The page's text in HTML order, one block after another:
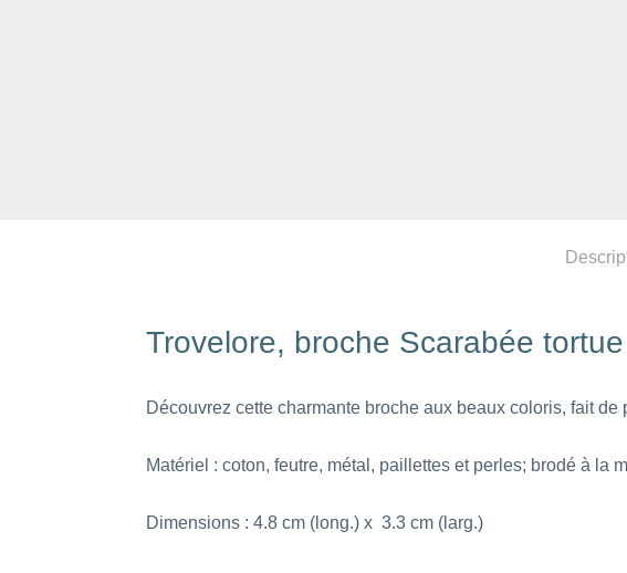
Trovelore, broche Scarabée tortue
Découvrez cette charmante broche aux beaux coloris, fait
Matériel : coton, feutre, métal, paillettes et perles; brodé à la
Dimensions : 4.8 cm (long.) x 3.3 cm (larg.)